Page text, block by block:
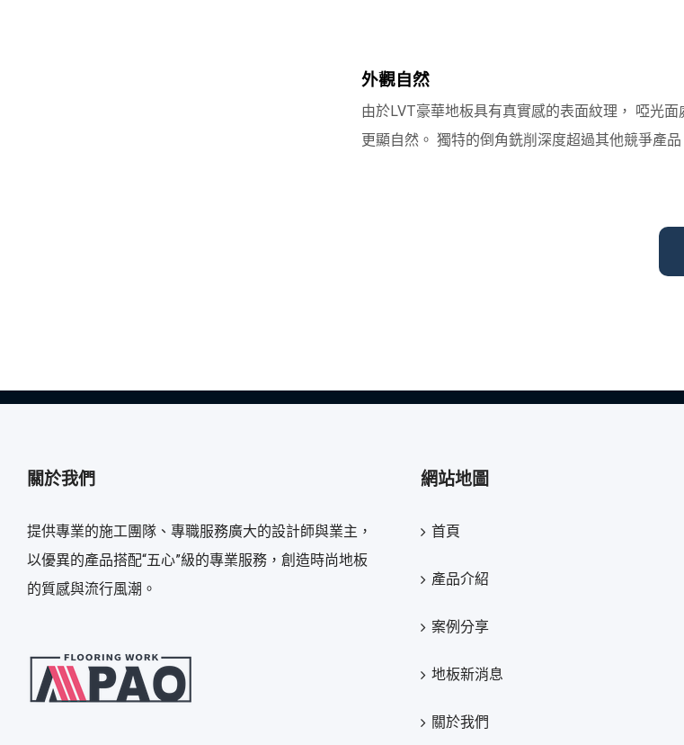
外觀自然
由於LVT豪華地板具有真實感的表面紋理， 啞光面
更顯自然。 獨特的倒角銑削深度超過其他競爭產品
關於我們
提供專業的施工團隊、專職服務廣大的設計師與業主，
以優異的產品搭配“五心”級的專業服務，創造時尚地板
的質感與流行風潮。
網站地圖
首頁
產品介紹
案例分享
地板新消息
關於我們